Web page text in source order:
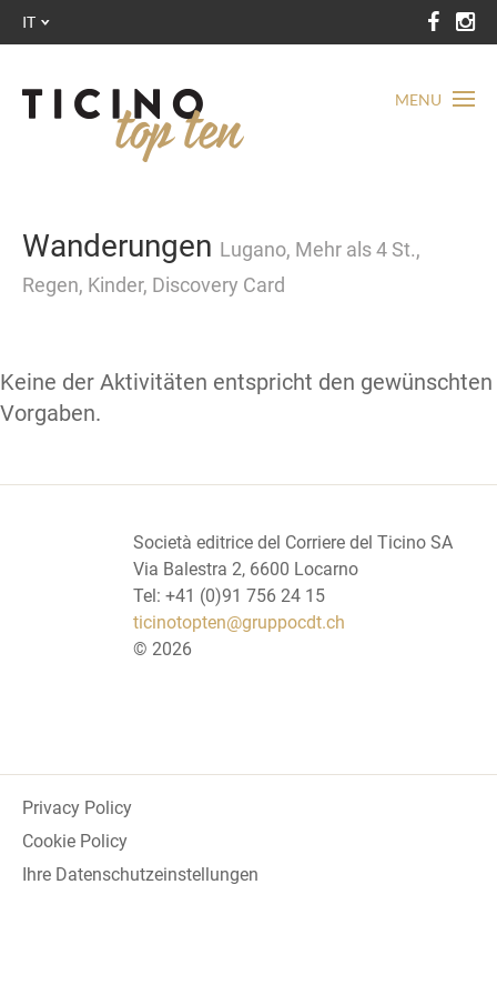
MENU
IT
Wanderungen Lugano, Mehr als 4 St.,
Regen, Kinder, Discovery Card
Keine der Aktivitäten entspricht den gewünschten
Vorgaben.
Società editrice del Corriere del Ticino SA
Via Balestra 2, 6600 Locarno
Tel: +41 (0)91 756 24 15
ticinotopten@gruppocdt.ch
© 2026
Privacy Policy
Cookie Policy
Ihre Datenschutzeinstellungen